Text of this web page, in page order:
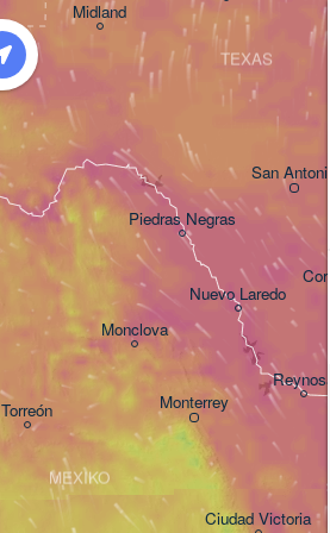
Midland
Torreón
Monclova
MEXIKO
San Antonio
Monterrey
Reynosa
Piedras Negras
Ciudad Victoria
Nuevo Laredo
TEXAS